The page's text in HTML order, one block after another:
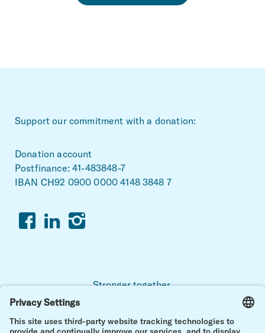
Support our commitment with a donation:
Donation account
Postfinance: 41-483848-7
IBAN CH92 0900 0000 4148 3848 7
FacebookLinkedinInstagram
Stronger together.
For a life with and after childhood cancer.